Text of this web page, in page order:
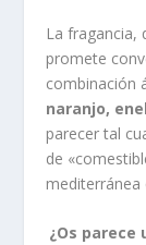
La fragancia,
promete
combinación
naranjo,
parecer tal
de
¿Os parece